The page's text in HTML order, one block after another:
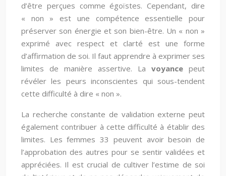
d’être perçues comme égoïstes. Cependant, dire
« non » est une compétence essentielle pour
préserver son énergie et son bien-être. Un « non »
exprimé avec respect et clarté est une forme
d’affirmation de soi. Il faut apprendre à exprimer ses
limites de manière assertive. La voyance peut
révéler les peurs inconscientes qui sous-tendent
cette difficulté à dire « non ».
La recherche constante de validation externe peut
également contribuer à cette difficulté à établir des
limites. Les femmes 33 peuvent avoir besoin de
l’approbation des autres pour se sentir validées et
appréciées. Il est crucial de cultiver l’estime de soi